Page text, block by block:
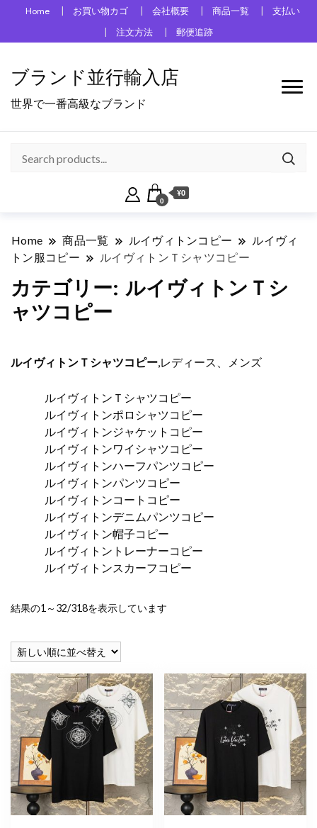
Home お買い物カゴ 会社概要 商品一覧
支払い
注文方法
郵便追跡
ブランド並行輸入店
世界で一番高級なブランド
0
¥0
Home 商品一覧 ルイヴィトンコピー
ルイヴィ
トン服コピー
ルイヴィトンＴシャツコピー
カテゴリー: ルイヴィトンＴシ
ャツコピー
ルイヴィトンＴシャツコピー,レディース、メンズ
ルイヴィトンＴシャツコピー
ルイヴィトンポロシャツコピー
ルイヴィトンジャケットコピー
ルイヴィトンワイシャツコピー
ルイヴィトンハーフパンツコピー
ルイヴィトンパンツコピー
ルイヴィトンコートコピー
ルイヴィトンデニムパンツコピー
ルイヴィトン帽子コピー
ルイヴィトントレーナーコピー
ルイヴィトンスカーフコピー
結果の1～32/318を表示しています